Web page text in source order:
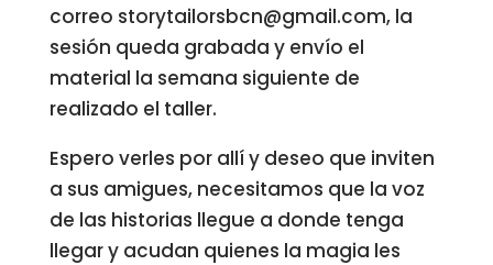
correo storytailorsbcn@gmail.com, la
sesión queda grabada y envío el
material la semana siguiente de
realizado el taller.
Espero verles por allí y deseo que inviten
a sus amigues, necesitamos que la voz
de las historias llegue a donde tenga
llegar y acudan quienes la magia les